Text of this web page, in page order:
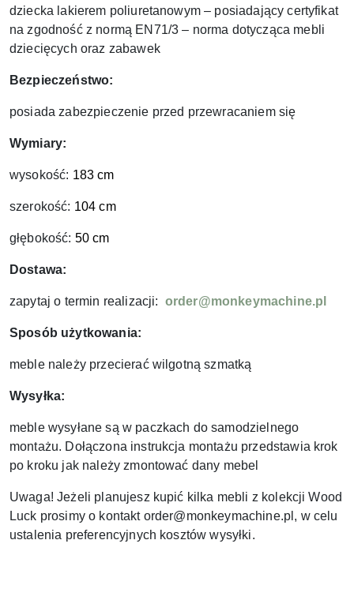
dziecka lakierem poliuretanowym – posiadający certyfikat
na zgodność z normą EN71/3 – norma dotycząca mebli
dziecięcych oraz zabawek
Bezpieczeństwo:
posiada zabezpieczenie przed przewracaniem się
Wymiary:
wysokość: 183 cm
szerokość: 104 cm
głębokość: 50 cm
Dostawa:
zapytaj o termin realizacji: order@monkeymachine.pl
Sposób użytkowania:
meble należy przecierać wilgotną szmatką
Wysyłka:
meble wysyłane są w paczkach do samodzielnego
montażu. Dołączona instrukcja montażu przedstawia krok
po kroku jak należy zmontować dany mebel
Uwaga! Jeżeli planujesz kupić kilka mebli z kolekcji Wood
Luck prosimy o kontakt order@monkeymachine.pl, w celu
ustalenia preferencyjnych kosztów wysyłki.